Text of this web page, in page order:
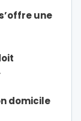
une
domicile